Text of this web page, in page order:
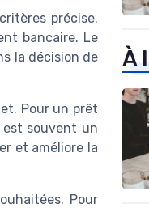
précise.
bancaire. Le
la décision de
Pour un prêt
souvent un
et améliore la
Pour
À